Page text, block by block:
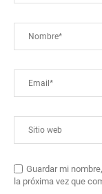
Guardar mi
la próxima vez que